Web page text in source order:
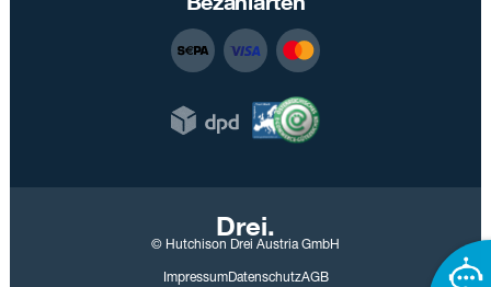
Drei.
© Hutchison Drei Austria GmbH
ImpressumDatenschutzAGB